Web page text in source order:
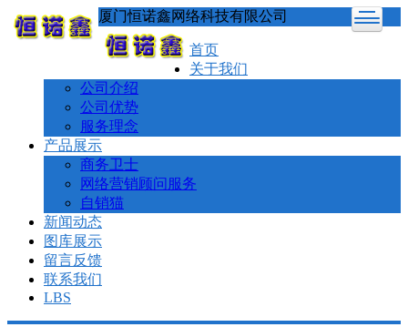
厦门恒诺鑫网络科技有限公司
首页
关于我们
公司介绍
公司优势
服务理念
产品展示
商务卫士
网络营销顾问服务
自销猫
新闻动态
图库展示
留言反馈
联系我们
LBS